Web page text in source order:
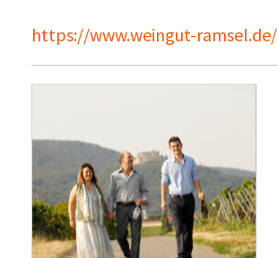
https://www.weingut-ramsel.de/